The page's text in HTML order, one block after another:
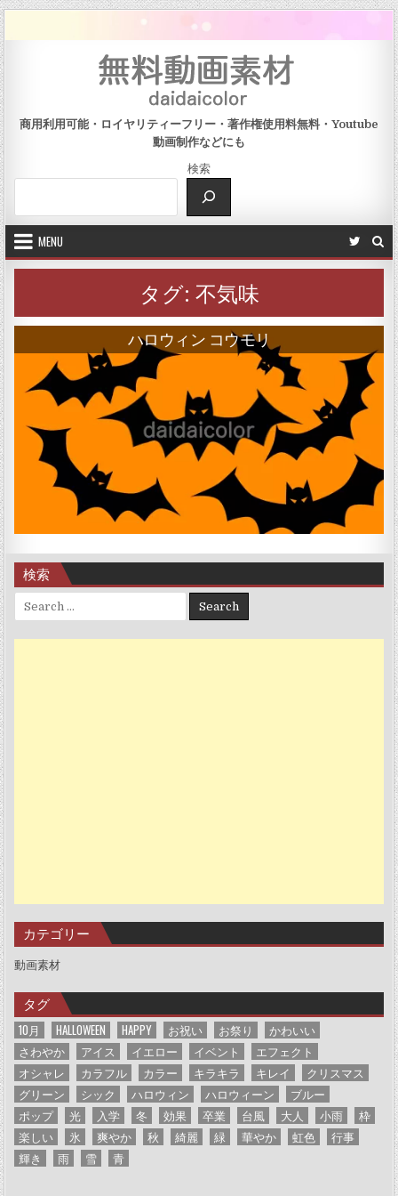
Skip to content
商用利用可能・ロイヤリティーフリー・著作権使用料無料・Youtube
動画制作などにも
検索
MENU
タグ: 不気味
ハロウィン コウモリ
検索
Search for:
カテゴリー
動画素材
タグ
10月 HALLOWEEN HAPPY お祝い お祭り
かわいい
さわやか
アイス イエロー イベント
エフェクト
オシャレ
カラフル カラー キラキラ キレイ
クリスマス
グリーン
シック ハロウィン ハロウィーン
ブルー
ポップ
光 入学 冬 効果 卒業 台風 大人 小雨
枠
楽しい
氷 爽やか 秋 綺麗 緑 華やか 虹色
行事
輝き
雨 雪 青